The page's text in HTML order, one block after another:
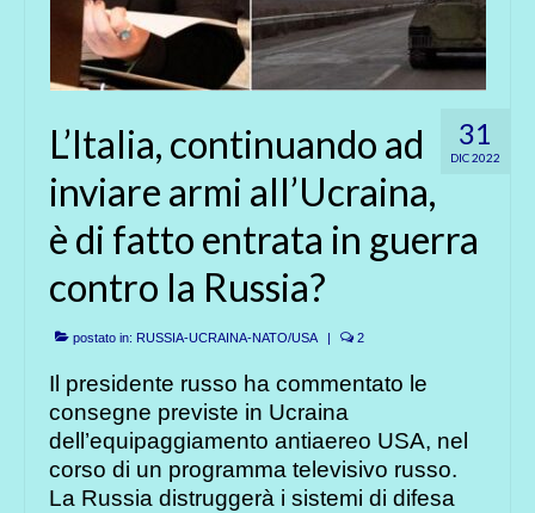
31
DIC 2022
L’Italia, continuando ad
inviare armi all’Ucraina,
è di fatto entrata in guerra
contro la Russia?
postato in: RUSSIA-UCRAINA-NATO/USA | 2
Il presidente russo ha commentato le
consegne previste in Ucraina
dell’equipaggiamento antiaereo USA, nel
corso di un programma televisivo russo.
La Russia distruggerà i sistemi di difesa